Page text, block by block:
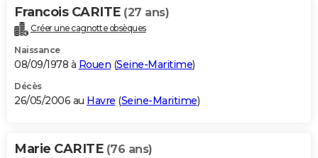
Francois CARITE (27 ans)
Créer une cagnotte obsèques
Naissance
08/09/1978 à Rouen (Seine-Maritime)
Décès
26/05/2006 au Havre (Seine-Maritime)
Marie CARITE (76 ans)